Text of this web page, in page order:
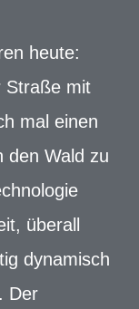
heute:
Straße mit
mal einen
den Wald zu
überall
dynamisch
Der